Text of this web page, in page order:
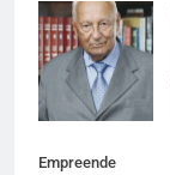
Andreia Tarelow
Empreende